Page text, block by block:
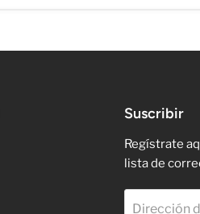
Suscribir
Regístrate
lista de
Dirección